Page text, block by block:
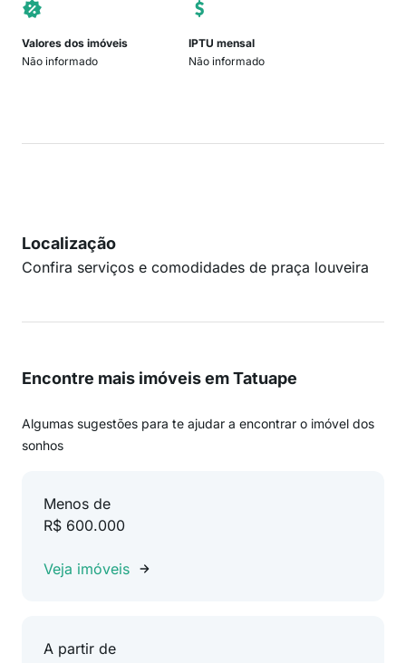
Valores dos imóveis
Não informado
IPTU mensal
Não informado
Localização
Confira serviços e comodidades de praça louveira
Encontre mais imóveis em Tatuape
Algumas sugestões para te ajudar a encontrar o imóvel dos
sonhos
Menos de
R$ 600.000
Veja imóveis
A partir de